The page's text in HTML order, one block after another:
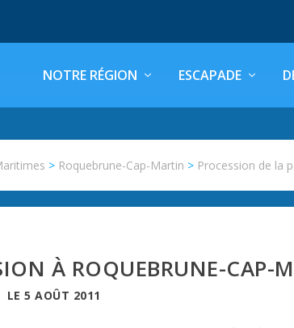
NOTRE RÉGION ESCAPADE
> Roquebrune-Cap-Martin > Procession de la
À ROQUEBRUNE-CAP-
LE5 AOÛT 2011